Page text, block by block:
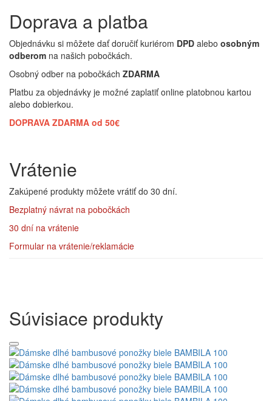
Doprava a platba
Objednávku si môžete dať doručiť kuriérom DPD alebo osobným
odberom na našich pobočkách.
Osobný odber na pobočkách ZDARMA
Platbu za objednávky je možné zaplatiť online platobnou kartou
alebo dobierkou.
DOPRAVA ZDARMA od 50€
Vrátenie
Zakúpené produkty môžete vrátiť do 30 dní.
Bezplatný návrat na pobočkách
30 dní na vrátenie
Formular na vrátenie/reklamácie
Súvisiace produkty